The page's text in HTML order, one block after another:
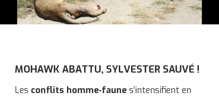
MOHAWK ABATTU, SYLVESTER SAUVÉ !
Les conflits homme‑faune s’intensifient en